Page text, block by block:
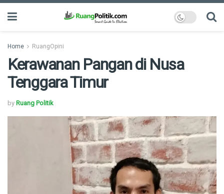
Home RuangOpini
Kerawanan Pangan di Nusa
Tenggara Timur
by Ruang Politik